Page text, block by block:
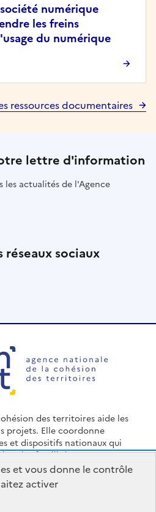
et vous donne le contrôle
activer
numérique
les freins
du numérique
ressources documentaires
lettre d'information
les actualités de l'Agence
réseaux sociaux
des territoires aide les
projets. Elle coordonne
et dispositifs nationaux qui
plus fragilisés.
Logo ANCTOffres d'emploi